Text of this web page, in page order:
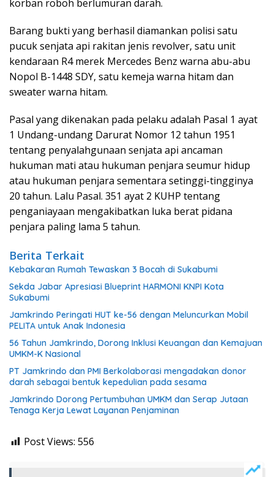
korban roboh berlumuran darah.
Barang bukti yang berhasil diamankan polisi satu
pucuk senjata api rakitan jenis revolver, satu unit
kendaraan R4 merek Mercedes Benz warna abu-abu
Nopol B-1448 SDY, satu kemeja warna hitam dan
sweater warna hitam.
Pasal yang dikenakan pada pelaku adalah Pasal 1 ayat
1 Undang-undang Darurat Nomor 12 tahun 1951
tentang penyalahgunaan senjata api ancaman
hukuman mati atau hukuman penjara seumur hidup
atau hukuman penjara sementara setinggi-tingginya
20 tahun. Lalu Pasal. 351 ayat 2 KUHP tentang
penganiayaan mengakibatkan luka berat pidana
penjara paling lama 5 tahun.
Berita Terkait
Kebakaran Rumah Tewaskan 3 Bocah di Sukabumi
Sekda Jabar Apresiasi Blueprint HARMONI KNPI Kota
Sukabumi
Jamkrindo Peringati HUT ke-56 dengan Meluncurkan Mobil
PELITA untuk Anak Indonesia
56 Tahun Jamkrindo, Dorong Inklusi Keuangan dan Kemajuan
UMKM-K Nasional
PT Jamkrindo dan PMI Berkolaborasi mengadakan donor
darah sebagai bentuk kepedulian pada sesama
Jamkrindo Dorong Pertumbuhan UMKM dan Serap Jutaan
Tenaga Kerja Lewat Layanan Penjaminan
Post Views: 556